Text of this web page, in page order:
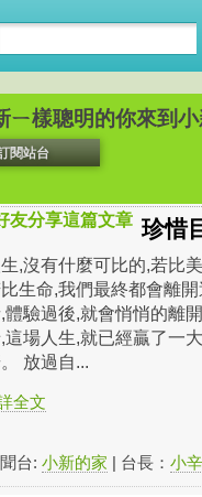
ㄧ樣聰明的你來到
閱站台
友分享這篇文章 珍惜
生,沒有什麼可比的,若比
生命,我們最終都會離
體驗過後,就會悄悄的離
這場人生,就已經贏了一
放過自...
全文
台: 小新的家 | 台長： 小辛